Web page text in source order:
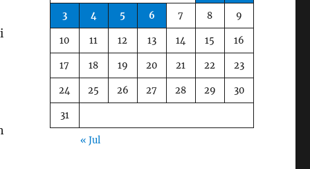
3 4 5 6 7 8 9
10 11 12 13 14 15 16
17 18 19 20 21 22 23
24 25 26 27 28 29 30
31
« Jul